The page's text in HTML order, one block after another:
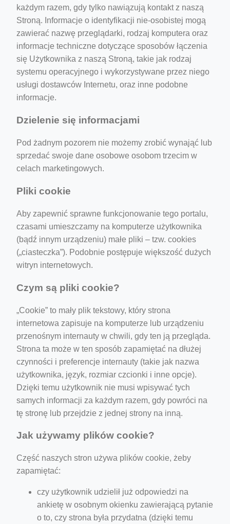
crew-neck-navy-blue/
co-work?lat=37.49813&lng=127.0284&zoom=16
shredder-plant-equipment/scrap-shredder-fabrication
każdym razem, gdy tylko nawiązują kontakt z naszą
Stroną. Informacje o identyfikacji nie-osobistej mogą
zawierać nazwę przeglądarki, rodzaj komputera oraz
informacje techniczne dotyczące sposobów łączenia
się Użytkownika z naszą Stroną, takie jak rodzaj
systemu operacyjnego i wykorzystywane przez niego
usługi dostawców Internetu, oraz inne podobne
informacje.
Dzielenie się informacjami
Pod żadnym pozorem nie możemy zrobić wynająć lub
sprzedać swoje dane osobowe osobom trzecim w
celach marketingowych.
Pliki cookie
Aby zapewnić sprawne funkcjonowanie tego portalu,
czasami umieszczamy na komputerze użytkownika
(bądź innym urządzeniu) małe pliki – tzw. cookies
(„ciasteczka”). Podobnie postępuje większość dużych
witryn internetowych.
Czym są pliki cookie?
„Cookie” to mały plik tekstowy, który strona
internetowa zapisuje na komputerze lub urządzeniu
przenośnym internauty w chwili, gdy ten ją przegląda.
Strona ta może w ten sposób zapamiętać na dłużej
czynności i preferencje internauty (takie jak nazwa
użytkownika, język, rozmiar czcionki i inne opcje).
Dzięki temu użytkownik nie musi wpisywać tych
samych informacji za każdym razem, gdy powróci na
tę stronę lub przejdzie z jednej strony na inną.
Jak używamy plików cookie?
Część naszych stron używa plików cookie, żeby
zapamiętać:
czy użytkownik udzielił już odpowiedzi na
ankietę w osobnym okienku zawierającą pytanie
o to, czy strona była przydatna (dzięki temu